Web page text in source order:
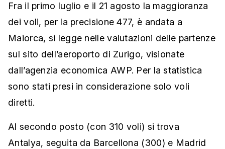
Fra il primo luglio e il 21 agosto la maggioranza
dei voli, per la precisione 477, è andata a
Maiorca, si legge nelle valutazioni delle partenze
sul sito dell’aeroporto di Zurigo, visionate
dall’agenzia economica AWP. Per la statistica
sono stati presi in considerazione solo voli
diretti.
Al secondo posto (con 310 voli) si trova
Antalya, seguita da Barcellona (300) e Madrid